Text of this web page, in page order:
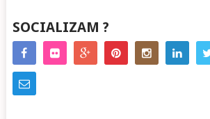
SOCIALIZAM ?